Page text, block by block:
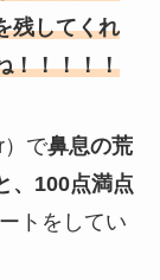
残してくれ
！！！！！
）で鼻息の荒
、100点満点
トをしてい